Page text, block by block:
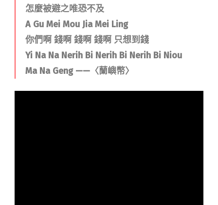
怎麼被避之唯恐不及
A Gu Mei Mou Jia Mei Ling
你們啊 錢啊 錢啊 錢啊 只想到錢
Yi Na Na Nerih Bi Nerih Bi Nerih Bi Niou
Ma Na Geng ——〈蘭嶼幣〉